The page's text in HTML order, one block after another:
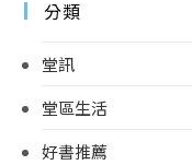
分類
堂訊
堂區生活
好書推薦